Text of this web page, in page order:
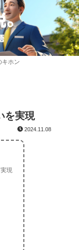
キホン
を実現
2024.11.08
現